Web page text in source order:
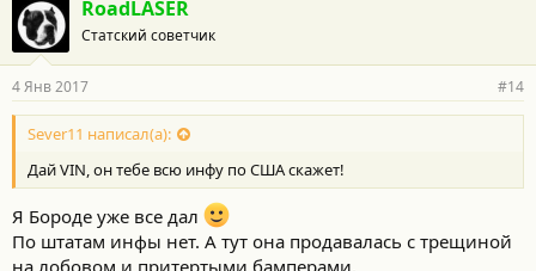
RoadLASER
Статский советчик
4 Янв 2017 #14
Sever11 написал(а):
Дай VIN, он тебе всю инфу по США скажет!
Я Бороде уже все дал
По штатам инфы нет. А тут она продавалась с трещиной
на лобовом и притертыми бамперами.